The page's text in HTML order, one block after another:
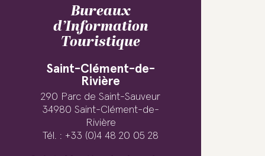
Bureaux
d’Information
Touristique
Saint-Clément-de-
Rivière
290 Parc de Saint-Sauveur
34980 Saint-Clément-de-
Rivière
Tél. : +33 (0)4 48 20 05 28